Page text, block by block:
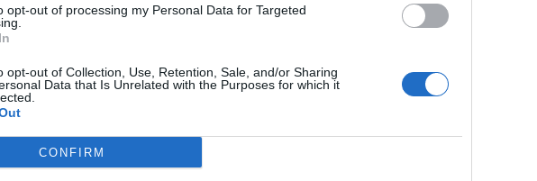
opt-out of processing my Personal Data for Targeted
opt-out of Collection, Use, Retention, Sale, and/or Sharing
Data that Is Unrelated with the Purposes for which it
CONFIRM
May 2, 2023
παλιό αεροπλάνο Lockheed Martin L1011
από ένα βίντεο που δημοσιεύτηκε στο
εταιρεία καταδύσεων στην Άκαμπα.